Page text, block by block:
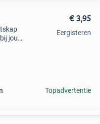
jou
€ 3,95
Eergisteren
Topadvertentie